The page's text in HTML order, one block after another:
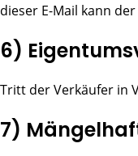
dieser E-Mail kann
6)
Tritt der Verkäufer in
7)